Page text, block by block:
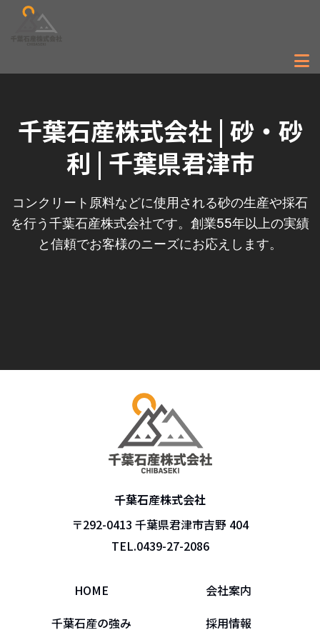
千葉石産株式会社 | 砂・砂
利 | 千葉県君津市
コンクリート原料などに使用される砂の生産や採石
を行う千葉石産株式会社です。創業55年以上の実績
と信頼でお客様のニーズにお応えします。
千葉石産株式会社
〒292-0413 千葉県君津市吉野 404
TEL.0439-27-2086
HOME
千葉石産の強み
会社案内
採用情報